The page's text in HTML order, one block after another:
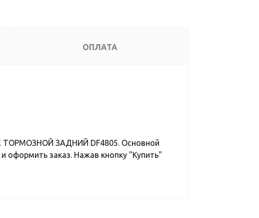
ОПЛАТА
ТОРМОЗНОЙ ЗАДНИЙ DF4805. Основной
и оформить заказ. Нажав кнопку "Купить"